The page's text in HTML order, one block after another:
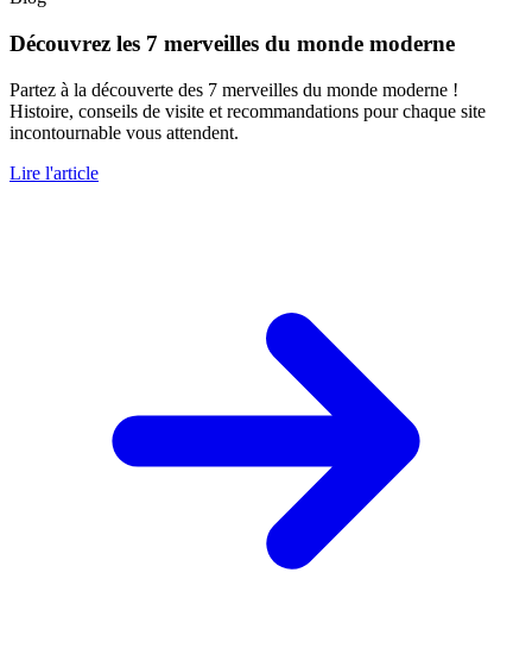
Découvrez les 7 merveilles du monde moderne
Partez à la découverte des 7 merveilles du monde moderne !
Histoire, conseils de visite et recommandations pour chaque site
incontournable vous attendent.
Lire l'article